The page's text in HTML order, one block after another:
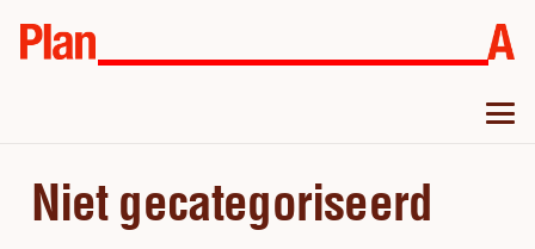
Niet gecategoriseerd